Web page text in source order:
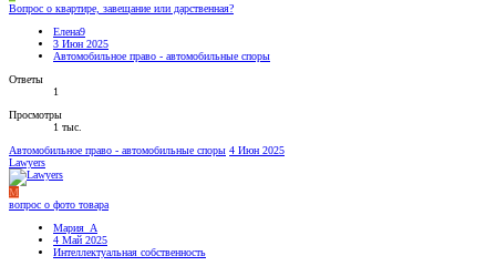
Вопрос о квартире, завещание или дарственная?
Елена9
3 Июн 2025
Автомобильное право - автомобильные споры
Ответы
1
Просмотры
1 тыс.
Автомобильное право - автомобильные споры 4 Июн 2025
Lawyers
М
вопрос о фото товара
Мария_А
4 Май 2025
Интеллектуальная собственность